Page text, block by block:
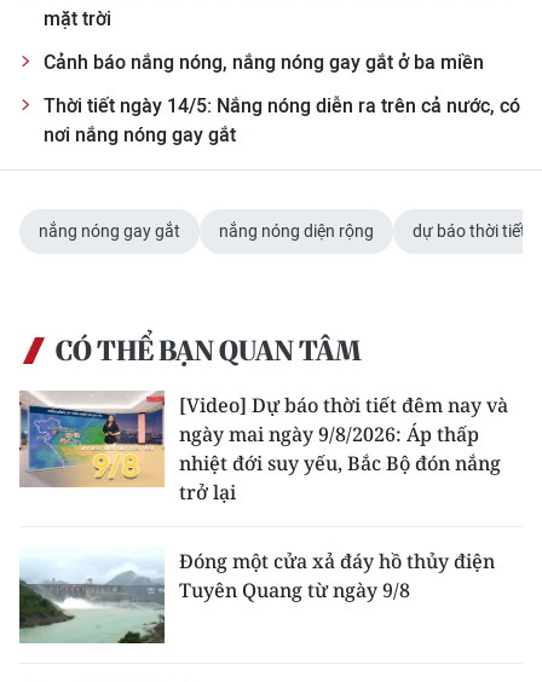
mặt trời
Cảnh báo nắng nóng, nắng nóng gay gắt ở ba miền
Thời tiết ngày 14/5: Nắng nóng diễn ra trên cả nước, có
nơi nắng nóng gay gắt
nắng nóng gay gắt nắng nóng diện rộng dự báo thời tiết
CÓ THỂ BẠN QUAN TÂM
[Video] Dự báo thời tiết đêm nay và
ngày mai ngày 9/8/2026: Áp thấp
nhiệt đới suy yếu, Bắc Bộ đón nắng
trở lại
Đóng một cửa xả đáy hồ thủy điện
Tuyên Quang từ ngày 9/8